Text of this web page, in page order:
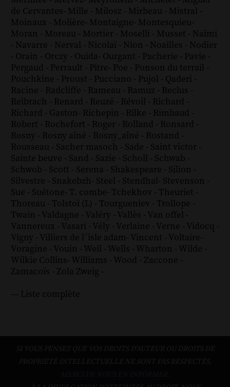
de Cervantes- Mille - Milosz - Mirbeau - Mistral -
Moinaux - Molière- Montaigne- Montesquieu-
Moran - Moreau - Mortier - Moselli - Musset - Naïmi
- Navarre - Nerval - Nicolaï - Nion - Noailles - Nodier
- Orain - Orczy - Ouida- Ourgant - Pacherie - Pavie -
Pergaud - Perrault - Pitre- Poe - Ponson du terrail -
Pouchkine - Proust - Pucciano - Pujol - Qaderi -
Racine - Radcliffe - Rameau - Ramuz - Reclus -
Reibrach - Renard - Reuzé - Révoil - Richard -
Richard - Gaston- Richepin - Rilke - Rimbaud -
Robert - Rochefort - Roger - Rolland - Ronsard -
Rosny - Rosny aîné - Rosny_aîné - Rostand -
Rousseau - Sacher masoch - Sade - Saint victor -
Sainte beuve - Sand - Sazie - Scholl - Schwab -
Schwob - Scott - Serena - Shakespeare - Silion -
Silvestre - Snakebzh- Steel - Stendhal- Stevenson -
Sue - Suétone- T. combe- Tchekhov - Theuriet -
Thoreau - Tolstoï (L) - Tourgueniev - Trollope -
Twain - Valdagne - Valéry - Vallès - Van offel -
Vannereux - Vasari - Vély - Verlaine - Verne - Vidocq -
Vigny - Villiers de l´isle adam- Vincent - Voltaire-
Voragine - Vouin - Weil - Wells - Wharton - Wilde -
Wilkie Collins- Williams - Wood - Zaccone -
Zamacoïs - Zola Zweig -
--- Liste complète